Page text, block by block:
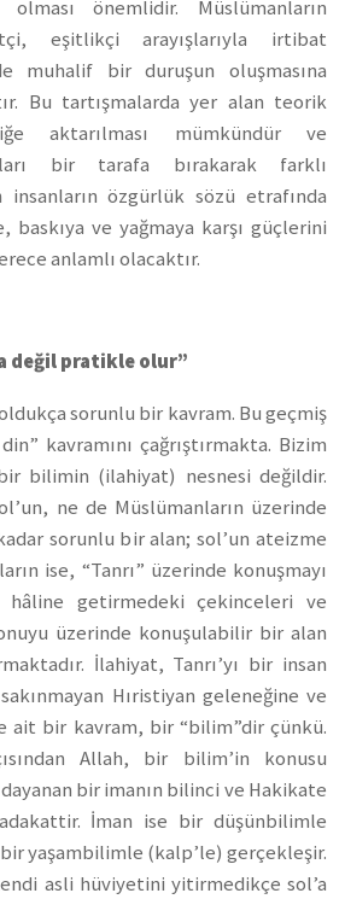
önemlidir. Müslümanların
eşitlikçi arayışlarıyla irtibat
muhalif bir duruşun oluşmasına
Bu tartışmalarda yer alan teorik
aktarılması mümkündür ve
bir tarafa bırakarak farklı
özgürlük sözü etrafında
baskıya ve yağmaya karşı güçlerini
anlamlı olacaktır.
değil pratikle olur”
sorunlu bir kavram. Bu geçmiş
kavramını çağrıştırmakta. Bizim
bir bilimin (ilahiyat) nesnesi değildir.
ne de Müslümanların üzerinde
sorunlu bir alan; sol’un ateizme
ise, “Tanrı” üzerinde konuşmayı
getirmedeki çekinceleri ve
üzerinde konuşulabilir bir alan
İlahiyat, Tanrı’yı bir insan
Hıristiyan geleneğine ve
ait bir kavram, bir “bilim”dir çünkü.
Allah, bir bilim’in konusu
bir imanın bilinci ve Hakikate
İman ise bir düşünbilimle
yaşambilimle (kalp’le) gerçekleşir.
asli hüviyetini yitirmedikçe sol’a